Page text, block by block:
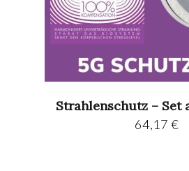
Strahlenschutz – Set
64,17 €